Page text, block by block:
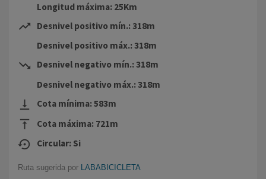
Longitud máxima: 25Km
trending_up
Desnivel positivo mín.: 318m
Desnivel positivo máx.: 318m
trending_down
Desnivel negativo mín.: 318m
Desnivel negativo máx.: 318m
vertical_align_bottom Cota mínima: 583m
vertical_align_top Cota máxima: 721m
settings_backup_restore Circular: Si
Ruta sugerida por LABABICICLETA